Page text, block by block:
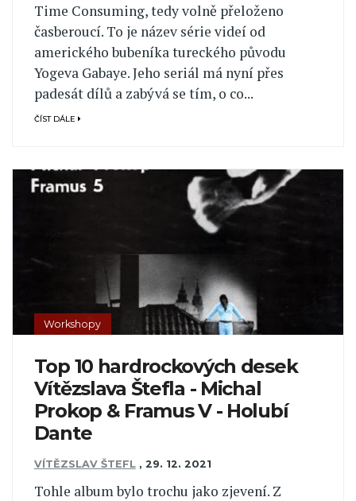
Time Consuming, tedy volně přeloženo
časberoucí. To je název série videí od
amerického bubeníka tureckého původu
Yogeva Gabaye. Jeho seriál má nyní přes
padesát dílů a zabývá se tím, o co...
ČÍST DÁLE
Workshopy
Top 10 hardrockových desek
Vítězslava Štefla - Michal
Prokop & Framus V - Holubí
Dante
VÍTĚZSLAV ŠTEFL , 29. 12. 2021
Tohle album bylo trochu jako zjevení. Z